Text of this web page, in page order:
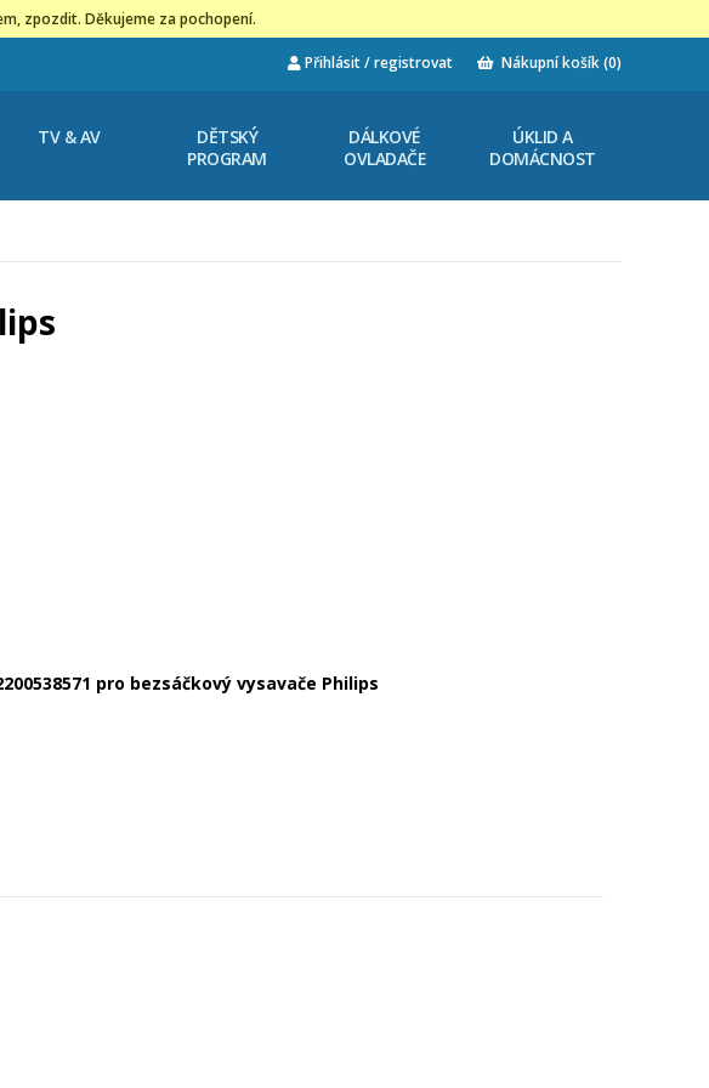
zpozdit. Děkujeme za pochopení.
Přihlásit / registrovat Nákupní košík(0)
TV & AV
DĚTSKÝ
PROGRAM
DÁLKOVÉ
OVLADAČE
ÚKLID A
DOMÁCNOST
pro bezsáčkový vysavače Philips